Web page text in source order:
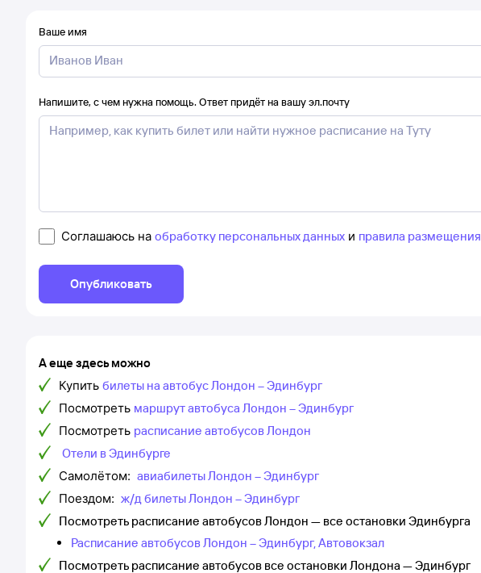
Ваше имя
Напишите, с чем нужна помощь. Ответ придёт на вашу эл.почту
Соглашаюсь на обработку персональных данных и правила размещения
Опубликовать
А еще здесь можно
Купить билеты на автобус Лондон – Эдинбург
Посмотреть маршрут автобуса Лондон – Эдинбург
Посмотреть расписание автобусов Лондон
Отели в Эдинбурге
Самолётом: авиабилеты Лондон – Эдинбург
Поездом: ж/д билеты Лондон – Эдинбург
Посмотреть расписание автобусов Лондон — все остановки Эдинбурга
Расписание автобусов Лондон – Эдинбург, Автовокзал
Посмотреть расписание автобусов все остановки Лондона — Эдинбург